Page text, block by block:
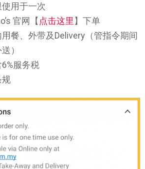
用于一次
官网【点击这里】下单
餐、外带及Delivery（管指令期间
）
服务税
规